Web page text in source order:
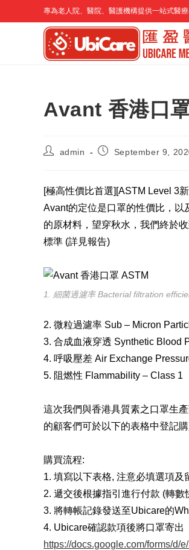
to
專為老人院、醫院、醫護機構提供一站式醫
Avant 香港口
Postadmin
PostSeptember 9,
[極高性價比首選][ASTM Level 3
Avant的定位是口罩的性價比，
的原材料，望穿秋水，我們終於
標準 (詳見報告)
1. 細菌過濾率 Bacterial filtration
2. 微粒過濾率 Sub – Micron
3. 合成血液穿透 Synthetic Blood
4. 呼吸壓差 Air Exchange
5. 阻燃性 Flammability – Class 1
這次我們與香港具質素之口罩生
的顧客們可於以下的表格中登記
購買流程:
1. 填寫以下表格, 注意必填選項及
2. 遞交後根據指引進行付款 (轉數
3. 將轉帳記錄發送至Ubicare的
4. Ubicare確認款項後將口罩寄出
https://docs.google.com/forms/d/